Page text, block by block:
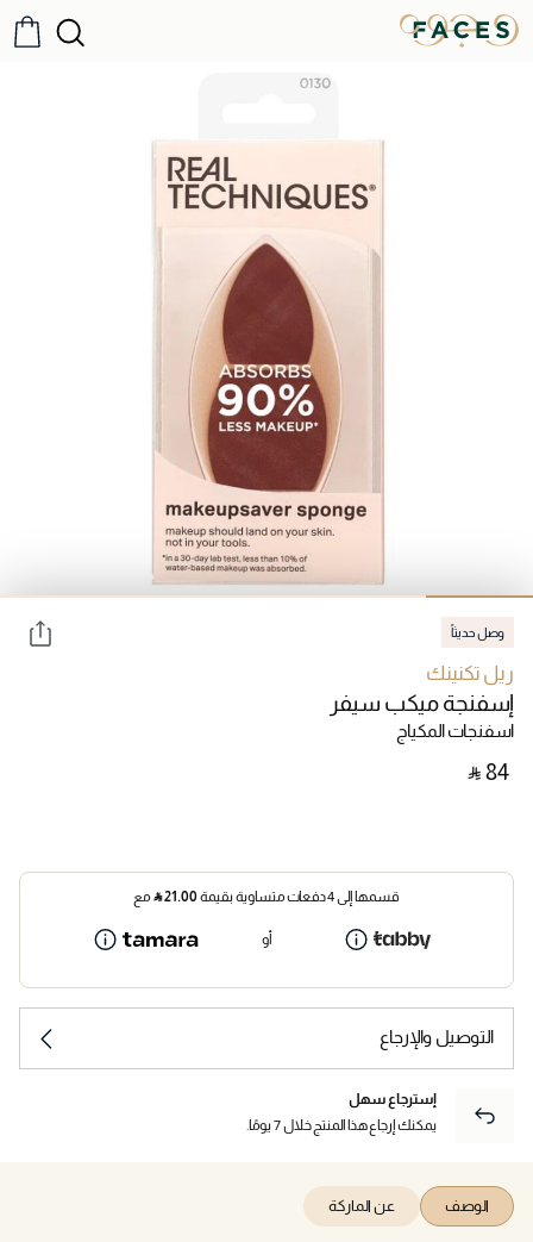
وصل حديثاً
ريل تكنينك
إسفنجة ميكب سيفر
اسفنجات المكياج
‎ ⃁ ⁦84⁩ ‎
قسمها إلى 4 دفعات متساوية بقيمة 21.00
⃁ مع
أو
التوصيل والإرجاع
إسترجاع سهل
يمكنك إرجاع هذا المنتج خلال 7 يومًا.
الوصف عن الماركة